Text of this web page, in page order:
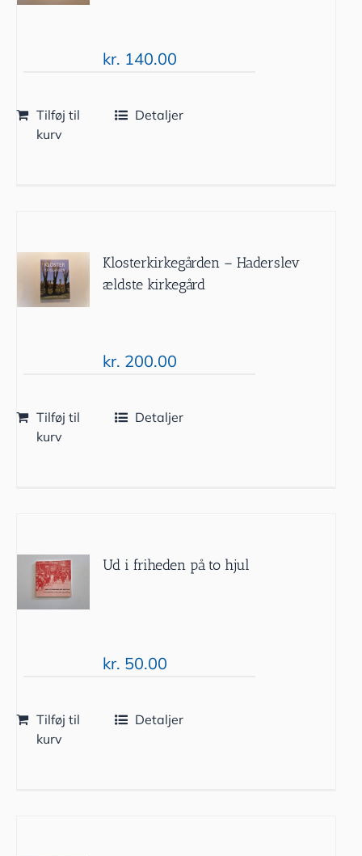
kr. 140.00
Tilføj til
kurv
Detaljer
Klosterkirkegården – Haderslev
ældste kirkegård
kr. 200.00
Tilføj til
kurv
Detaljer
Ud i friheden på to hjul
kr. 50.00
Tilføj til
kurv
Detaljer